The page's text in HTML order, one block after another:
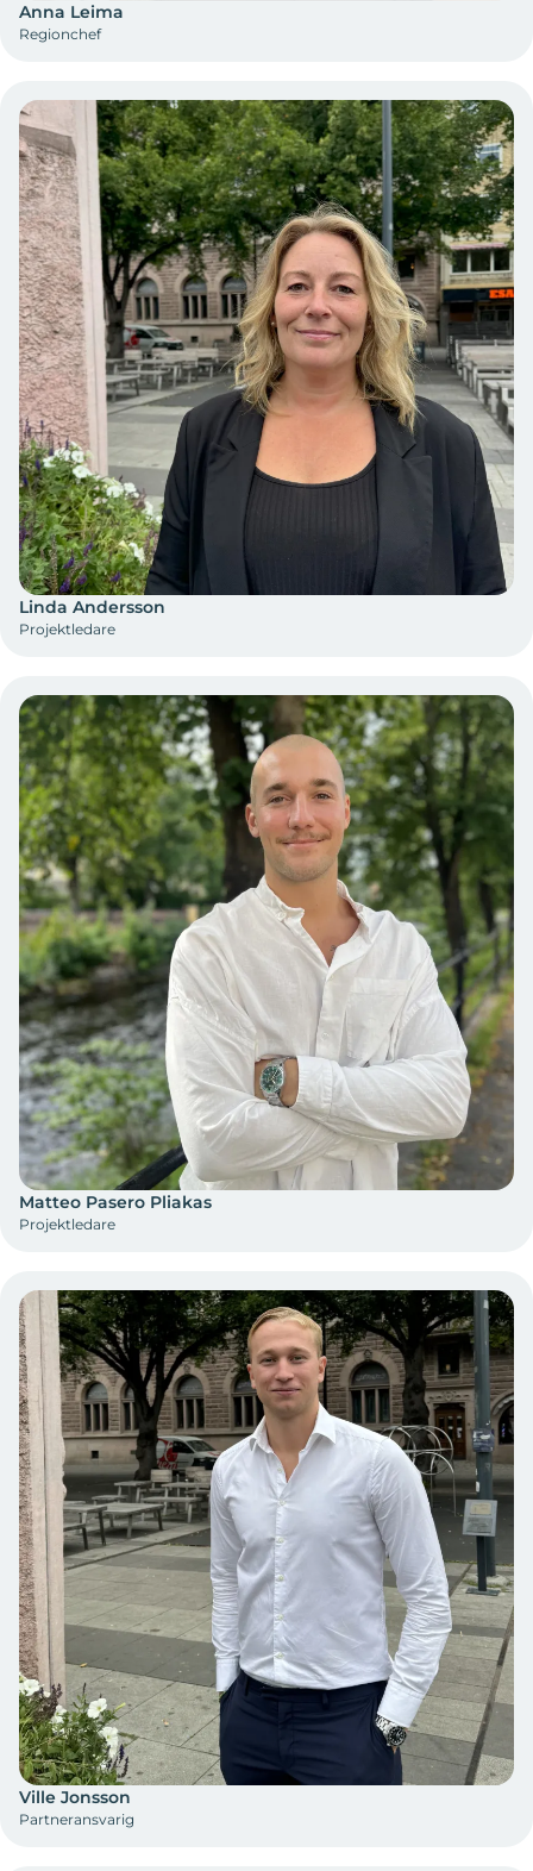
Anna Leima
Regionchef
Linda Andersson
Projektledare
Matteo Pasero Pliakas
Projektledare
Ville Jonsson
Partneransvarig